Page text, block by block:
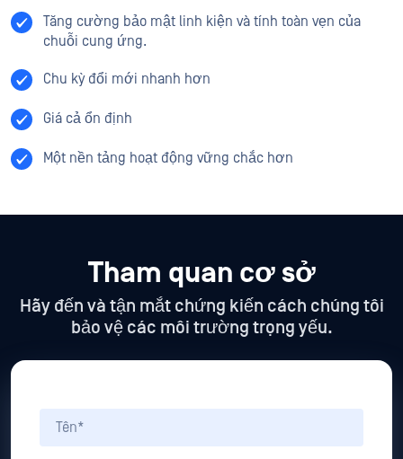
Tăng cường bảo mật linh kiện và tính toàn vẹn của
chuỗi cung ứng.
Chu kỳ đổi mới nhanh hơn
Giá cả ổn định
Một nền tảng hoạt động vững chắc hơn
Tham quan cơ sở
Hãy đến và tận mắt chứng kiến cách chúng tôi
bảo vệ các môi trường trọng yếu.